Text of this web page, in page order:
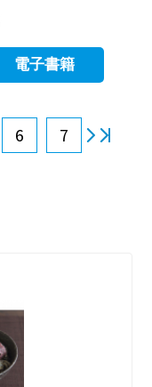
電子書籍
6 7